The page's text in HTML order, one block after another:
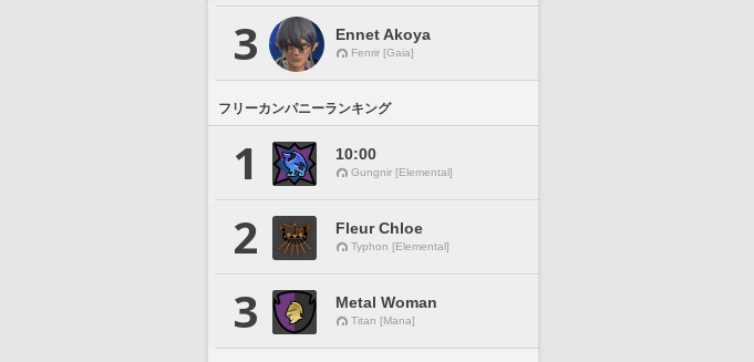
3 Ennet Akoya
Fenrir [Gaia]
フリーカンパニーランキング
1 10:00
Gungnir [Elemental]
2 Fleur Chloe
Typhon [Elemental]
3 Metal Woman
Titan [Mana]